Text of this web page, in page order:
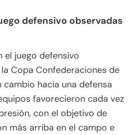
defensivo observadas
el juego defensivo
Copa Confederaciones de
cambio hacia una defensa
favorecieron cada vez
con el objetivo de
más arriba en el campo e